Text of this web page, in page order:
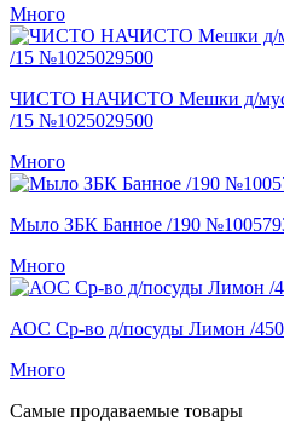
Много
ЧИСТО НАЧИСТО Мешки д/
/15 №1025029500
Много
Мыло ЗБК Банное /190
Много
АОС Ср-во д/посуды Лимон /
Много
Самые продаваемые товары